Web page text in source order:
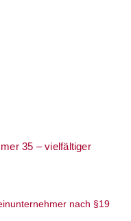
35 – vielfältiger
nach §19